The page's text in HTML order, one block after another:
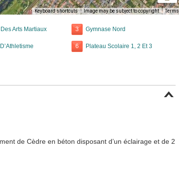
Keyboard shortcuts Image may be subject to copyright Terms
Arts Martiaux 3 Gymnase Nord
6 Plateau Scolaire 1, 2 Et 3
de Cèdre en béton disposant d’un éclairage et de 2